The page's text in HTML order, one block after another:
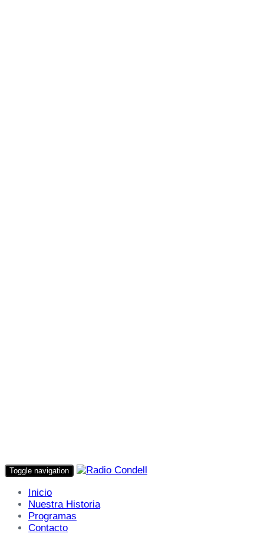
Toggle navigation
Inicio
Nuestra Historia
Programas
Contacto